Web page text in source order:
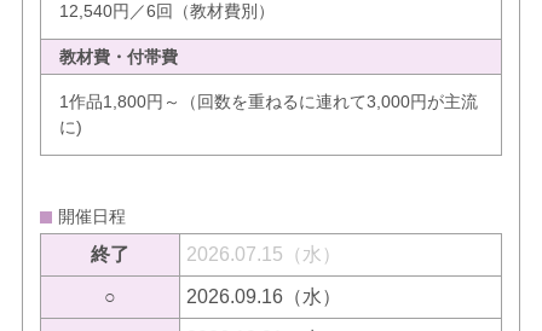
12,540円／6回（教材費別）
教材費・付帯費
1作品1,800円～（回数を重ねるに連れて3,000円が主流
に)
開催日程
終了 2026.07.15（水）
○ 2026.09.16（水）